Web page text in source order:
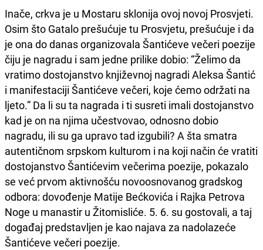
Inače, crkva je u Mostaru sklonija ovoj novoj Prosvjeti.
Osim što Gatalo prešućuje tu Prosvjetu, prešućuje i da
je ona do danas organizovala Šantićeve večeri poezije
čiju je nagradu i sam jedne prilike dobio: “Želimo da
vratimo dostojanstvo književnoj nagradi Aleksa Šantić
i manifestaciji Šantićeve večeri, koje ćemo održati na
ljeto.” Da li su ta nagrada i ti susreti imali dostojanstvo
kad je on na njima učestvovao, odnosno dobio
nagradu, ili su ga upravo tad izgubili? A šta smatra
autentičnom srpskom kulturom i na koji način će vratiti
dostojanstvo Šantićevim večerima poezije, pokazalo
se već prvom aktivnošću novoosnovanog gradskog
odbora: dovođenje Matije Bećkovića i Rajka Petrova
Noge u manastir u Žitomisliće. 5. 6. su gostovali, a taj
događaj predstavljen je kao najava za nadolazeće
Šantićeve večeri poezije.